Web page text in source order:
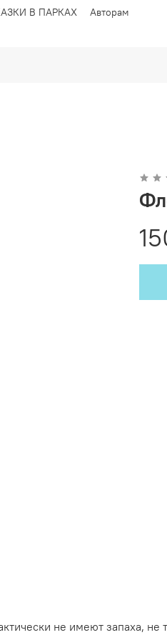
В ПАРКАХ Авторам
не имеют запаха, не